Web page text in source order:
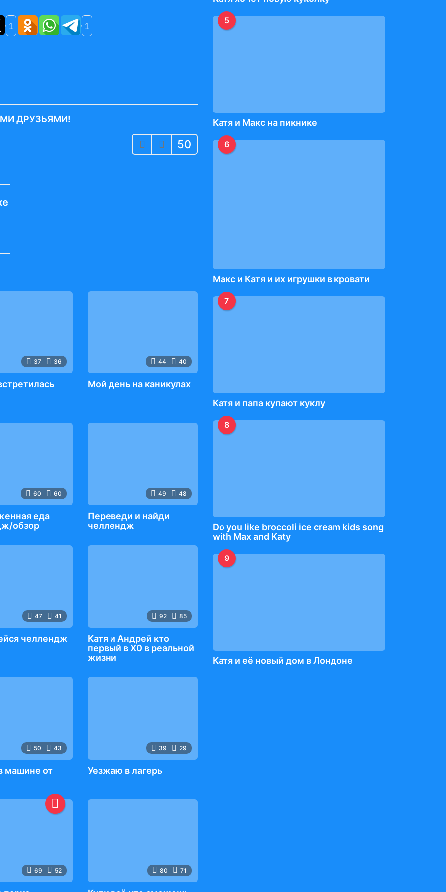
1 1
ДРУЗЬЯМИ!
50
37 36 44 40
Мой день на каникулах
60 60
еда
обзор
49 48
Переведи и найди
челлендж
47 41
челлендж
92 85
Катя и Андрей кто
первый в Х0 в реальной
жизни
50 43
машине от
39 29
Уезжаю в лагерь
69 52 80 71
5
Катя и Макс на пикнике
6
Макс и Катя и их игрушки в кровати
7
Катя и папа купают куклу
8
Do you like broccoli ice cream kids song
with Max and Katy
9
Катя и её новый дом в Лондоне